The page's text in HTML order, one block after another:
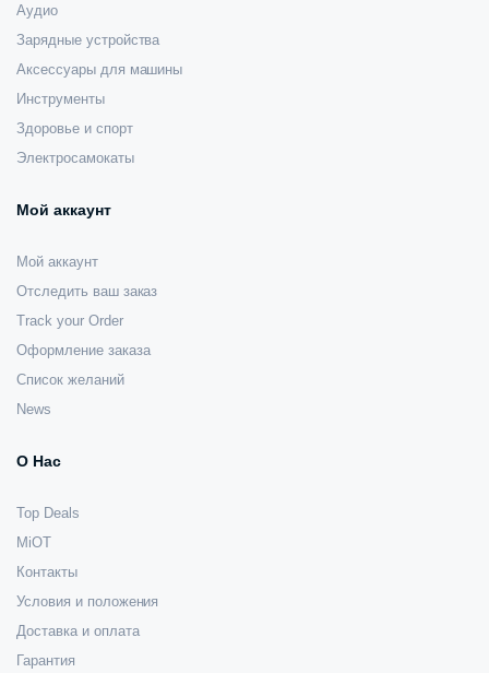
Аудио
Зарядные устройства
Аксессуары для машины
Инструменты
Здоровье и спорт
Электросамокаты
Мой аккаунт
Мой аккаунт
Отследить ваш заказ
Track your Order
Оформление заказа
Список желаний
News
О Нас
Top Deals
MiOT
Контакты
Условия и положения
Доставка и оплата
Гарантия